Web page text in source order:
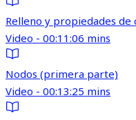
Relleno y propiedades de
Video - 00:11:06 mins
Nodos (primera parte)
Video - 00:13:25 mins